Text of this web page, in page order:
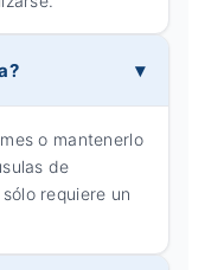
o mantenerlo
de
requiere un